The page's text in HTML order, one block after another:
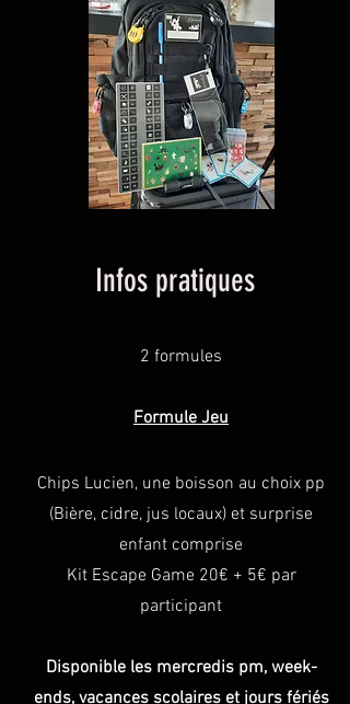
Infos pratiques
2 formules
Formule Jeu
Chips Lucien, une boisson au choix pp
(Bière, cidre, jus locaux) et surprise
enfant comprise
Kit Escape Game 20€ + 5€ par
participant​
Disponible les mercredis pm, week-
ends, vacances scolaires et jours fériés